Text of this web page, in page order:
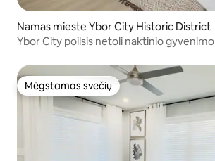
Namas mieste Ybor City Historic District
Ybor City poilsis netoli naktinio gyvenimo
Mėgstamas svečių
Mėgstamas svečių